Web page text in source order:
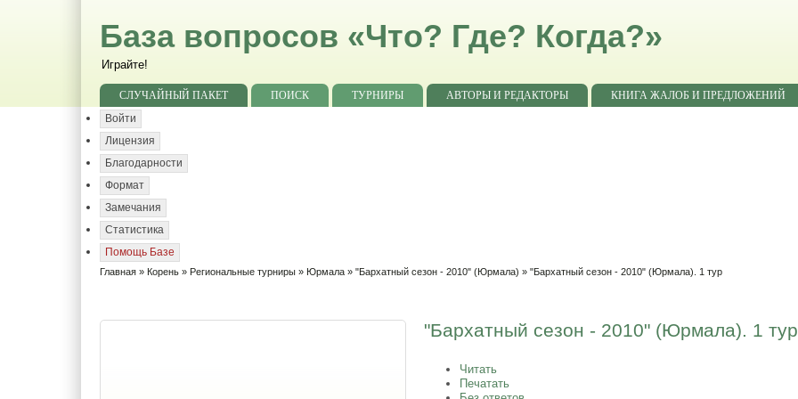
База вопросов «Что? Где? Когда?»
Играйте!
СЛУЧАЙНЫЙ ПАКЕТ ПОИСК ТУРНИРЫ АВТОРЫ И РЕДАКТОРЫ
КНИГА ЖАЛОБ И ПРЕДЛОЖЕНИЙ
Войти
Лицензия
Благодарности
Формат
Замечания
Статистика
Помощь Базе
Главная » Корень » Региональные турниры » Юрмала »"Бархатный сезон - 2010" (Юрмала) » "Бархатный сезон - 2010" (Юрмала). 1 тур
"Бархатный сезон - 2010" (Юрмала). 1 тур
Читать
Печатать